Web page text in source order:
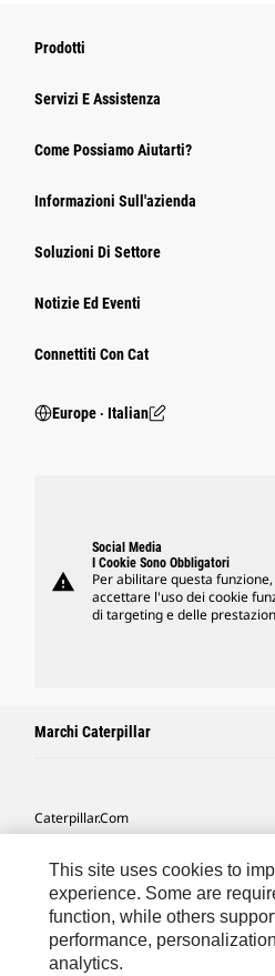
Prodotti
Servizi E Assistenza
Come Possiamo Aiutarti?
Informazioni Sull'azienda
Soluzioni Di Settore
Notizie Ed Eventi
Connettiti Con Cat
Europe ‧ Italian
warning
Social Media
I Cookie Sono Obbligatori
Per abilitare questa funzione,
accettare l'uso dei cookie
di targeting e delle
Marchi Caterpillar
Caterpillar.com
Le Mie Preferenze Di Marketing
Mappa Del Sito
Cookie Settings
This site uses cookies to
experience. Some are
function, while others
performance,
analytics.